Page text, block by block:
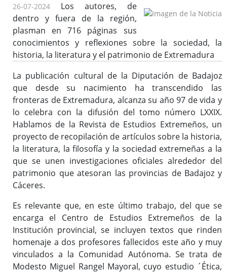
26-07-2024 Los autores, de
dentro y fuera de la región,
plasman en 716 páginas sus
conocimientos y reflexiones sobre la sociedad, la
historia, la literatura y el patrimonio de Extremadura
La publicación cultural de la Diputación de Badajoz
que desde su nacimiento ha transcendido las
fronteras de Extremadura, alcanza su año 97 de vida y
lo celebra con la difusión del tomo número LXXIX.
Hablamos de la Revista de Estudios Extremeños, un
proyecto de recopilación de artículos sobre la historia,
la literatura, la filosofía y la sociedad extremeñas a la
que se unen investigaciones oficiales alrededor del
patrimonio que atesoran las provincias de Badajoz y
Cáceres.
Es relevante que, en este último trabajo, del que se
encarga el Centro de Estudios Extremeños de la
Institución provincial, se incluyen textos que rinden
homenaje a dos profesores fallecidos este año y muy
vinculados a la Comunidad Autónoma. Se trata de
Modesto Miguel Rangel Mayoral, cuyo estudio ´Ética,